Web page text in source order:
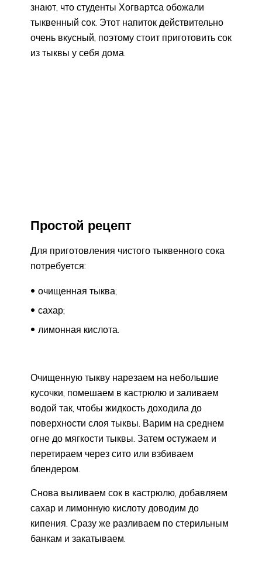
знают, что студенты Хогвартса обожали
тыквенный сок. Этот напиток действительно
очень вкусный, поэтому стоит приготовить сок
из тыквы у себя дома.
Простой рецепт
Для приготовления чистого тыквенного сока
потребуется:
очищенная тыква;
сахар;
лимонная кислота.
Очищенную тыкву нарезаем на небольшие
кусочки, помешаем в кастрюлю и заливаем
водой так, чтобы жидкость доходила до
поверхности слоя тыквы. Варим на среднем
огне до мягкости тыквы. Затем остужаем и
перетираем через сито или взбиваем
блендером.
Снова выливаем сок в кастрюлю, добавляем
сахар и лимонную кислоту доводим до
кипения. Сразу же разливаем по стерильным
банкам и закатываем.